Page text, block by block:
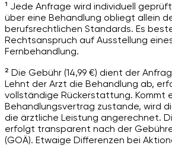
¹ Jede Anfrage wird individuell
über eine Behandlung obliegt allein
berufsrechtlichen Standards. Es
Rechtsanspruch auf Ausstellung
Fernbehandlung.
² Die Gebühr (14,99 €) dient der
Lehnt der Arzt die Behandlung ab,
vollständige Rückerstattung. Kommt
Behandlungsvertrag zustande, wird
die ärztliche Leistung angerechnet.
erfolgt transparent nach der
(GOÄ). Etwaige Differenzen bei